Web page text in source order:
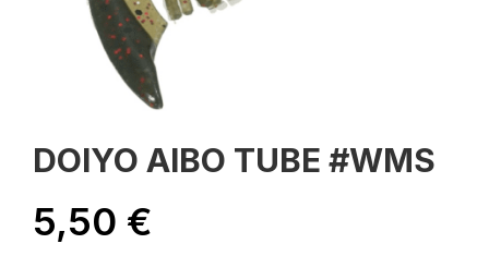
DOIYO AIBO TUBE #WMS
5,50 €